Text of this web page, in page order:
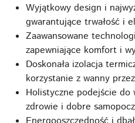
Wyjątkowy design i
gwarantujące trwałość i
Zaawansowane
zapewniające komfort i
Doskonała izolacja
korzystanie z wanny
Holistyczne podejście do
zdrowie i dobre